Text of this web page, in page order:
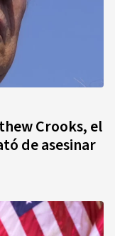
Crooks, el
de asesinar